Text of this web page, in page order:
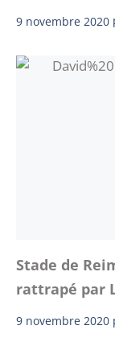
9 novembre 2020
Stade de
rattrapé par
9 novembre 2020